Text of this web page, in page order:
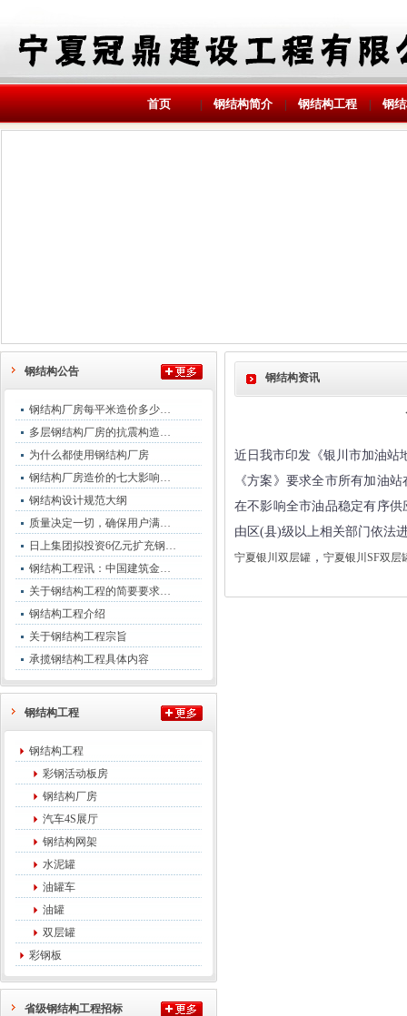
首页 | 钢结构简介 | 钢结构工程 | 钢
钢结构公告
钢结构厂房每平米造价多少…
多层钢结构厂房的抗震构造…
为什么都使用钢结构厂房
钢结构厂房造价的七大影响…
钢结构设计规范大纲
质量决定一切，确保用户满…
日上集团拟投资6亿元扩充钢…
钢结构工程讯：中国建筑金…
关于钢结构工程的简要要求…
钢结构工程介绍
关于钢结构工程宗旨
承揽钢结构工程具体内容
钢结构工程
钢结构工程
彩钢活动板房
钢结构厂房
汽车4S展厅
钢结构网架
水泥罐
油罐车
油罐
双层罐
彩钢板
省级钢结构工程招标
钢结构资讯
近日我市印发《银川市加油站
《方案》要求全市所有加油
在不影响全市油品稳定有序
由区(县)级以上相关部门依法
宁夏银川双层罐 ， 宁夏银川SF双层